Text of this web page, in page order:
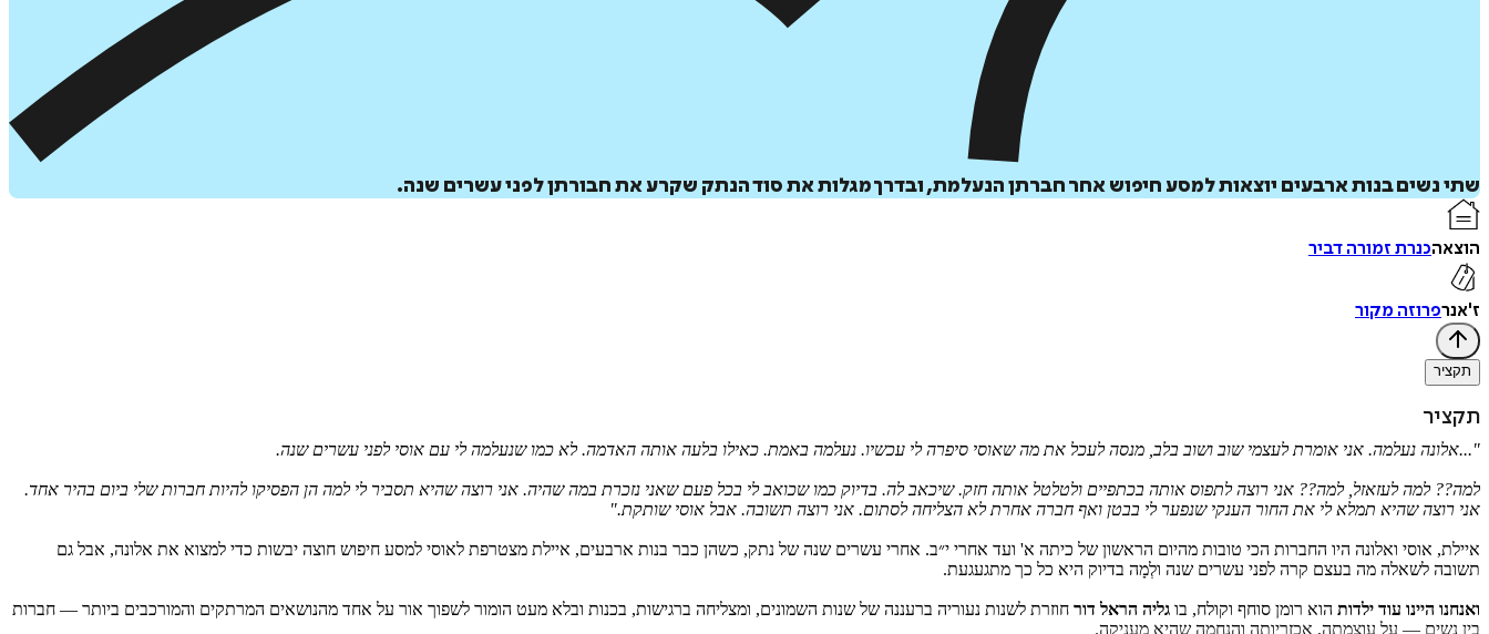
₪32 מחיר קודם: ₪44
₪37
₪78.4
שתי נשים בנות ארבעים יוצאות למסע חיפוש אחר חברתן הנעלמת, ובדרך מגלות את סוד הנתק שקרע את חבורתן לפני עשרים שנה.
הוצאהכנרת זמורה דביר
ז'אנרפרוזה מקור
תקציר
תקציר
"...אלונה נעלמה. אני אומרת לעצמי שוב ושוב בלב, מנסה לעכל את מה שאוסי סיפרה לי עכשיו. נעלמה באמת. כאילו בלעה אותה האדמה. לא כמו שנעלמה לי עם אוסי לפני עשרים שנה.
למה?? למה לעזאזל, למה?? אני רוצה לתפוס אותה בכתפיים ולטלטל אותה חזק. שיכאב לה. בדיוק כמו שכואב לי בכל פעם שאני נזכרת במה שהיה. אני רוצה שהיא תסביר לי למה הן הפסיקו להיות חברות שלי ביום בהיר אחד.
אני רוצה שהיא תמלא לי את החור הענקי שנפער לי בבטן ואף חברה אחרת לא הצליחה לסתום. אני רוצה תשובה. אבל אוסי שותקת."
איילת, אוסי ואלונה היו החברות הכי טובות מהיום הראשון של כיתה א' ועד אחרי י״ב. אחרי עשרים שנה של נתק, כשהן כבר בנות ארבעים, איילת מצטרפת לאוסי למסע חיפוש חוצה יבשות כדי למצוא את אלונה, אבל גם
תשובה לשאלה מה בעצם קרה לפני עשרים שנה ולְמָה בדיוק היא כל כך מתגעגעת.
ואנחנו היינו עוד ילדות הוא רומן סוחף וקולח, בו גליה הראל דור חוזרת לשנות נעוריה ברעננה של שנות השמונים, ומצליחה ברגישות, בכנות ובלא מעט הומור לשפוך אור על אחד מהנושאים המרתקים והמורכבים ביותר — חברות
בין נשים — על עוצמתה, אכזריותה והנחמה שהיא מעניקה.